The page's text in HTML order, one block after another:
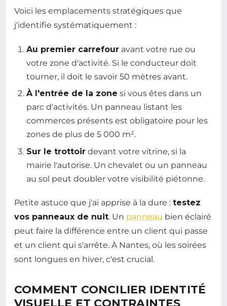
Voici les emplacements stratégiques que
j'identifie systématiquement :
Au premier carrefour avant votre rue ou
votre zone d'activité. Si le conducteur doit
tourner, il doit le savoir 50 mètres avant.
À l'entrée de la zone si vous êtes dans un
parc d'activités. Un panneau listant les
commerces présents est obligatoire pour les
zones de plus de 5 000 m².
Sur le trottoir devant votre vitrine, si la
mairie l'autorise. Un chevalet ou un panneau
au sol peut doubler votre visibilité piétonne.
Petite astuce que j'ai apprise à la dure : testez
vos panneaux de nuit. Un panneau bien éclairé
peut faire la différence entre un client qui passe
et un client qui s'arrête. À Nantes, où les soirées
sont longues en hiver, c'est crucial.
COMMENT CONCILIER IDENTITÉ
VISUELLE ET CONTRAINTES